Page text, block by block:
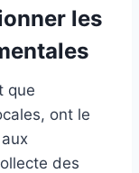
les
que
ont le
des